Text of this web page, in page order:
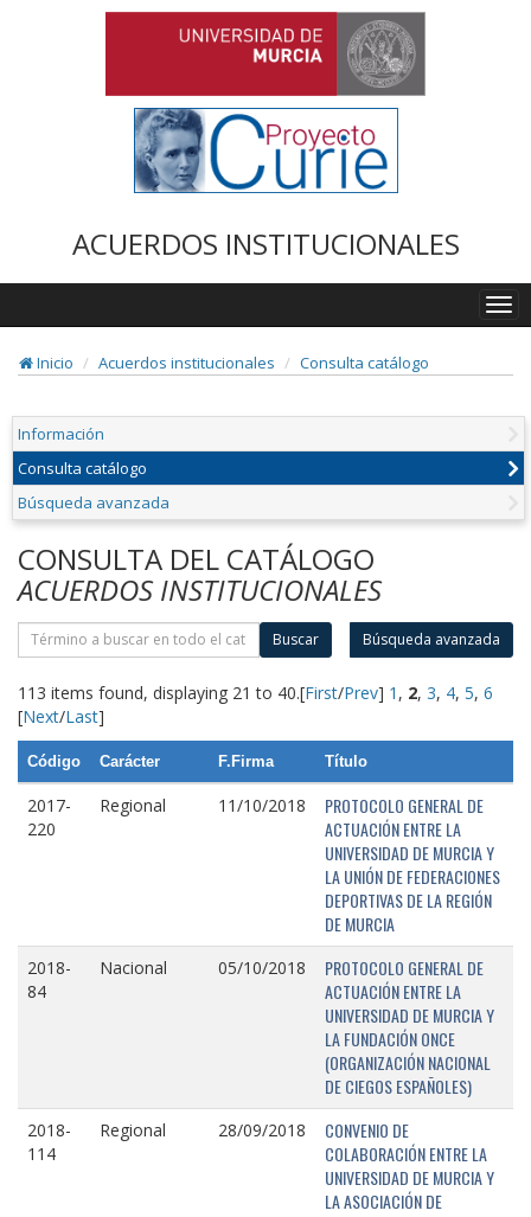
ACUERDOS INSTITUCIONALES
Inicio
Acuerdos institucionales Consulta catálogo
Información
Consulta catálogo
Búsqueda avanzada
CONSULTA DEL CATÁLOGO
ACUERDOS INSTITUCIONALES
Buscar Búsqueda avanzada
113 items found, displaying 21 to 40.[First/Prev] 1 , 2, 3, 4, 5, 6
[Next/Last]
Código Carácter F.Firma Título
2017-
220
Regional 11/10/2018
PROTOCOLO GENERAL DE
ACTUACIÓN ENTRE LA
UNIVERSIDAD DE MURCIA Y
LA UNIÓN DE FEDERACIONES
DEPORTIVAS DE LA REGIÓN
DE MURCIA
2018-
84
Nacional 05/10/2018
PROTOCOLO GENERAL DE
ACTUACIÓN ENTRE LA
UNIVERSIDAD DE MURCIA Y
LA FUNDACIÓN ONCE
(ORGANIZACIÓN NACIONAL
DE CIEGOS ESPAÑOLES)
2018-
114
Regional 28/09/2018
CONVENIO DE
COLABORACIÓN ENTRE LA
UNIVERSIDAD DE MURCIA Y
LA ASOCIACIÓN DE